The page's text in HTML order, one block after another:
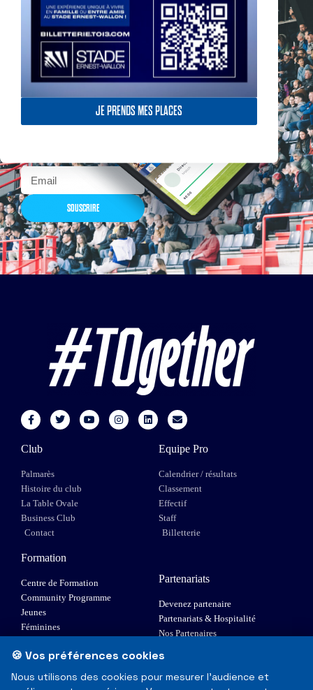
JE PRENDS MES PLACES
billetterie, remises
exceptionnelles dans la
boutique officielles & chez
SOUSCRIRE
Club
Palmarès
Histoire du club
La Table Ovale
Business Club
Contact
Equipe Pro
Calendrier / résultats
Classement
Effectif
Staff
Billetterie
Formation
Centre de Formation
Community Programme
Jeunes
Féminines
Elite 1
Partenariats
Devenez partenaire
Partenariats & Hospitalité
Nos Partenaires
🍪 Vos préférences cookies
Nous utilisons des cookies pour mesurer l'audience et